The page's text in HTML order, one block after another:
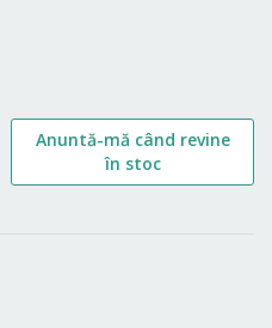
Anuntă-mă când revine
în stoc